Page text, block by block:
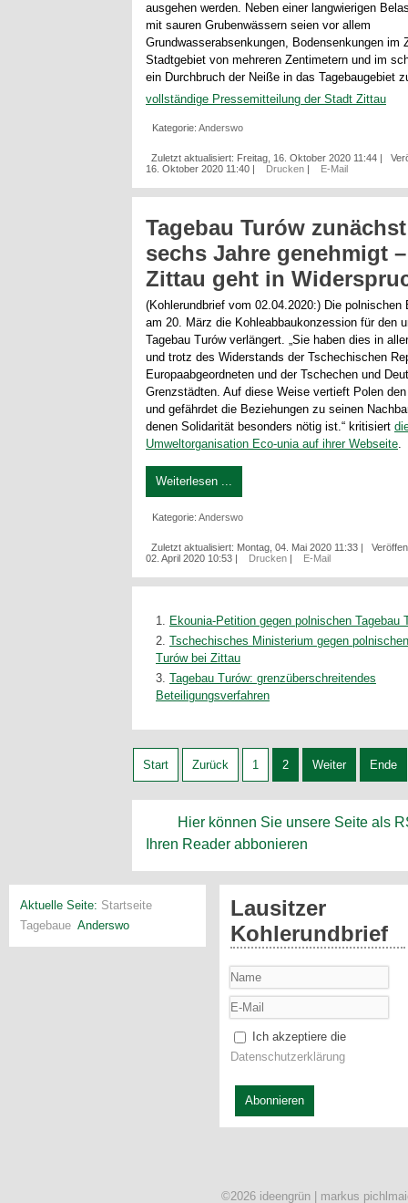
ausgehen werden. Neben einer langwierigen
mit sauren Grubenwässern seien vor allem
Grundwasserabsenkungen, Bodensenkungen im
Stadtgebiet von mehreren Zentimetern und im
ein Durchbruch der Neiße in das Tagebaugebiet
vollständige Pressemitteilung der Stadt Zittau
Kategorie: Anderswo
Zuletzt aktualisiert: Freitag, 16. Oktober 2020 11:44 |
16. Oktober 2020 11:40 | Drucken | E-Mail
Tagebau Turów
sechs Jahre genehmigt
Zittau geht in
(Kohlerundbrief vom 02.04.2020:) Die polnischen
am 20. März die Kohleabbaukonzession für den
Tagebau Turów verlängert. „Sie haben dies in
und trotz des Widerstands der Tschechischen
Europaabgeordneten und der Tschechen und
Grenzstädten. Auf diese Weise vertieft Polen
und gefährdet die Beziehungen zu seinen
denen Solidarität besonders nötig ist.“ kritisiert
Umweltorganisation Eco-unia auf ihrer Webseite.
Weiterlesen ...
Kategorie: Anderswo
Zuletzt aktualisiert: Montag, 04. Mai 2020 11:33 |
02. April 2020 10:53 | Drucken | E-Mail
Ekounia-Petition gegen polnischen Tagebau
Tschechisches Ministerium gegen
Turów bei Zittau
Tagebau Turów: grenzüberschreitendes
Beteiligungsverfahren
Start Zurück 1 2 Weiter Ende
Hier können Sie unsere Seite als
Ihren Reader abbonieren
Aktuelle Seite: Startseite
Tagebaue Anderswo
Lausitzer
Kohlerundbrief
Ich akzeptiere die
Datenschutzerklärung
Abonnieren
©2026 ideengrün | markus